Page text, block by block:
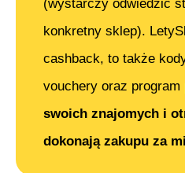
(wystarczy odwiedzić
konkretny sklep).
cashback, to także
vouchery oraz program
swoich znajomych i
dokonają zakupu za